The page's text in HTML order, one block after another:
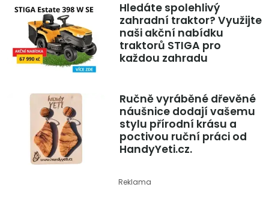
Hledáte spolehlivý
zahradní traktor? Využijte
naši akční nabídku
traktorů STIGA pro
každou zahradu
Ručně vyráběné dřevěné
náušnice dodají vašemu
stylu přírodní krásu a
poctivou ruční práci od
HandyYeti.cz.
Reklama